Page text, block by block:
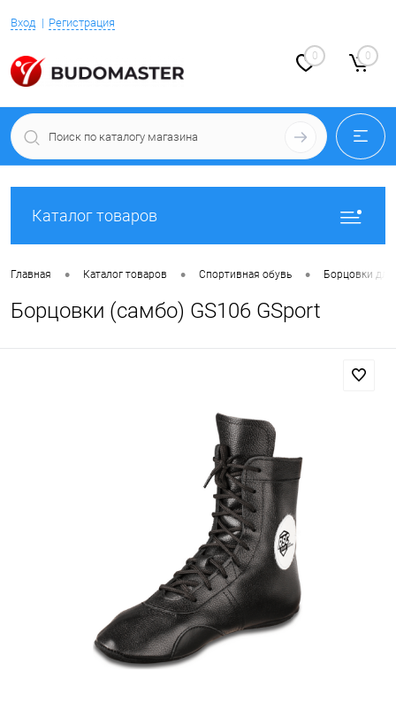
Вход Регистрация
0 0
Каталог товаров
Главная • Каталог товаров • Спортивная обувь • Борцовки
Борцовки (самбо) GS106 GSport